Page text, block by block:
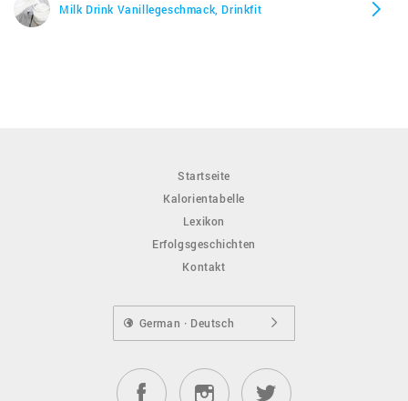
Milk Drink Vanillegeschmack, Drinkfit
Startseite
Kalorientabelle
Lexikon
Erfolgsgeschichten
Kontakt
German · Deutsch